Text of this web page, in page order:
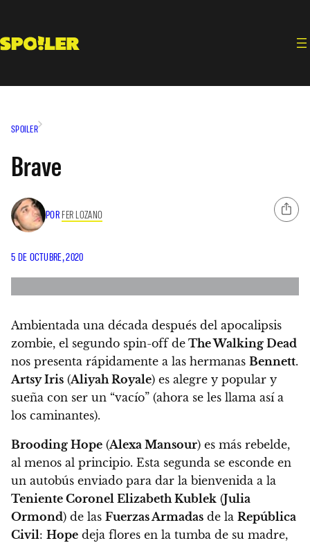
contenido
SPOILER
Brave
POR FER LOZANO
5 DE OCTUBRE, 2020
Ambientada una década después del apocalipsis
zombie, el segundo spin-off de The Walking Dead
nos presenta rápidamente a las hermanas Bennett.
Artsy Iris (Aliyah Royale) es alegre y popular y
sueña con ser un “vacío” (ahora se les llama así a
los caminantes).
Brooding Hope (Alexa Mansour) es más rebelde,
al menos al principio. Esta segunda se esconde en
un autobús enviado para dar la bienvenida a la
Teniente Coronel Elizabeth Kublek (Julia
Ormond) de las Fuerzas Armadas de la República
Civil: Hope deja flores en la tumba de su madre,